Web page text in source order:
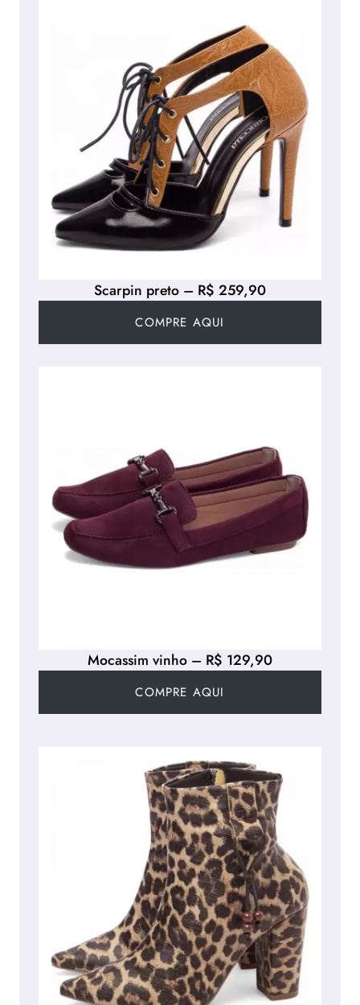
Scarpin preto – R$ 259,90
COMPRE AQUI
Mocassim vinho – R$ 129,90
COMPRE AQUI